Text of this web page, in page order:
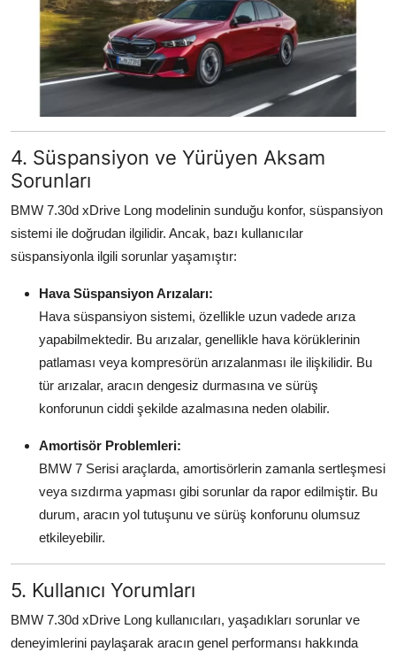
4. Süspansiyon ve Yürüyen Aksam
Sorunları
BMW 7.30d xDrive Long modelinin sunduğu konfor, süspansiyon
sistemi ile doğrudan ilgilidir. Ancak, bazı kullanıcılar
süspansiyonla ilgili sorunlar yaşamıştır:
Hava Süspansiyon Arızaları:
Hava süspansiyon sistemi, özellikle uzun vadede arıza
yapabilmektedir. Bu arızalar, genellikle hava körüklerinin
patlaması veya kompresörün arızalanması ile ilişkilidir. Bu
tür arızalar, aracın dengesiz durmasına ve sürüş
konforunun ciddi şekilde azalmasına neden olabilir.
Amortisör Problemleri:
BMW 7 Serisi araçlarda, amortisörlerin zamanla sertleşmesi
veya sızdırma yapması gibi sorunlar da rapor edilmiştir. Bu
durum, aracın yol tutuşunu ve sürüş konforunu olumsuz
etkileyebilir.
5. Kullanıcı Yorumları
BMW 7.30d xDrive Long kullanıcıları, yaşadıkları sorunlar ve
deneyimlerini paylaşarak aracın genel performansı hakkında